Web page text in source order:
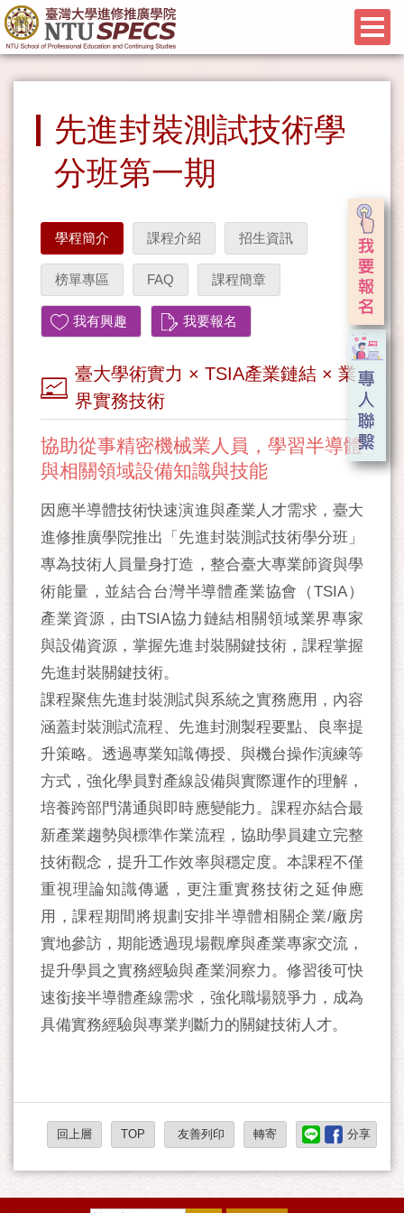
先進封裝測試技術學
分班第一期
學程簡介 課程介紹 招生資訊
榜單專區 FAQ 課程簡章
我有興趣 我要報名
臺大學術實力 × TSIA產業鏈結 × 業
界實務技術
協助從事精密機械業人員，學習半導體
與相關領域設備知識與技能
因應半導體技術快速演進與產業人才需求，臺大
進修推廣學院推出「先進封裝測試技術學分班」
專為技術人員量身打造，整合臺大專業師資與學
術能量，並結合台灣半導體產業協會（TSIA）
產業資源，由TSIA協力鏈結相關領域業界專家
與設備資源，掌握先進封裝關鍵技術，課程掌握
先進封裝關鍵技術。
課程聚焦先進封裝測試與系統之實務應用，內容
涵蓋封裝測試流程、先進封測製程要點、良率提
升策略。透過專業知識傳授、與機台操作演練等
方式，強化學員對產線設備與實際運作的理解，
培養跨部門溝通與即時應變能力。課程亦結合最
新產業趨勢與標準作業流程，協助學員建立完整
技術觀念，提升工作效率與穩定度。本課程不僅
重視理論知識傳遞，更注重實務技術之延伸應
用，課程期間將規劃安排半導體相關企業/廠房
實地參訪，期能透過現場觀摩與產業專家交流，
提升學員之實務經驗與產業洞察力。修習後可快
速銜接半導體產線需求，強化職場競爭力，成為
具備實務經驗與專業判斷力的關鍵技術人才。
回上層 TOP 友善列印 轉寄 分享